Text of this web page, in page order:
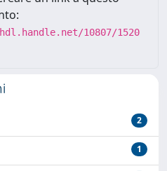
10807/1520
2
1